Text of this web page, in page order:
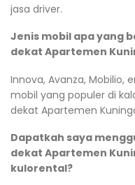
jasa driver.
Jenis mobil apa yang
dekat Apartemen
Innova, Avanza, Mobilio,
mobil yang populer di
dekat Apartemen
Dapatkah saya
dekat Apartemen
kulorental?